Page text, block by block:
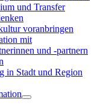
und Transfer
voranbringen
mit
und -partnern
in Stadt und Region